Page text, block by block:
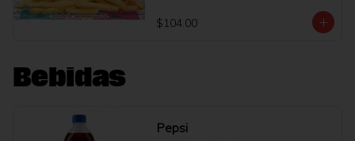
$104.00
Bebidas
Pepsi